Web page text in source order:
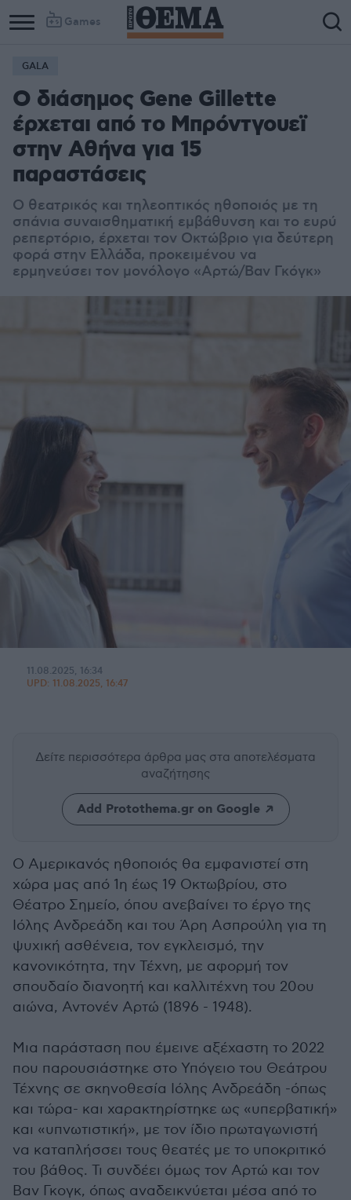
Games
GALA
Ο διάσημος Gene Gillette
έρχεται από το Μπρόντγουεϊ
στην Αθήνα για 15
παραστάσεις
O θεατρικός και τηλεοπτικός ηθοποιός με τη
σπάνια συναισθηματική εμβάθυνση και το ευρύ
ρεπερτόριο, έρχεται τον Οκτώβριο για δεύτερη
φορά στην Ελλάδα, προκειμένου να
ερμηνεύσει τον μονόλογο «Αρτώ/Βαν Γκόγκ»
11.08.2025, 16:34
UPD: 11.08.2025, 16:47
Δείτε περισσότερα άρθρα μας στα αποτελέσματα
αναζήτησης
Add Protothema.gr on Google
Ο Αμερικανός ηθοποιός θα εμφανιστεί στη
χώρα μας από 1η έως 19 Οκτωβρίου, στο
Θέατρο Σημείο, όπου ανεβαίνει το έργο της
Ιόλης Ανδρεάδη και του Άρη Ασπρούλη για τη
ψυχική ασθένεια, τον εγκλεισμό, την
κανονικότητα, την Τέχνη, με αφορμή τον
σπουδαίο διανοητή και καλλιτέχνη του 20ου
αιώνα, Αντονέν Αρτώ (1896 - 1948).
Μια παράσταση που έμεινε αξέχαστη το 2022
που παρουσιάστηκε στο Υπόγειο του Θεάτρου
Τέχνης σε σκηνοθεσία Ιόλης Ανδρεάδη -όπως
και τώρα- και χαρακτηρίστηκε ως «υπερβατική»
και «υπνωτιστική», με τον ίδιο πρωταγωνιστή
να καταπλήσσει τους θεατές με το υποκριτικό
του βάθος. Τι συνδέει όμως τον Αρτώ και τον
Βαν Γκογκ, όπως αναδεικνύεται μέσα από το